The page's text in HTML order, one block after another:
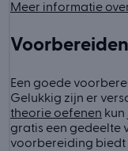
Meer informatie
Een goede
Gelukkig zijn er
theorie oefenen
gratis een gedeelte
voorbereiding biedt